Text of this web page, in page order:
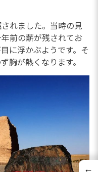
れました。当時の見
前の薪が残されてお
に浮かぶようです。そ
胸が熱くなります。
←